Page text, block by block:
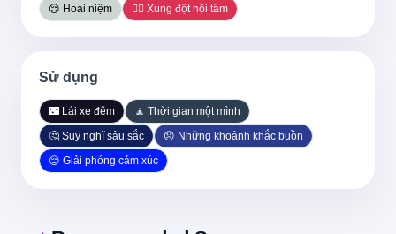
그 자체가 오해
Chính điều đó là hiểu lầm
😌 Hoài niệm
😵‍💫 Xung đột nội tâm
Sử dụng
🌃 Lái xe đêm
🧘 Thời gian một mình
🤔 Suy nghĩ sâu sắc
😞 Những khoảnh khắc buồn
😌 Giải phóng cảm xúc